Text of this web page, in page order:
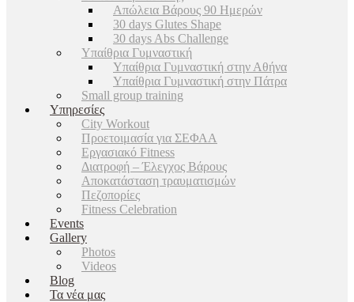
Απώλεια Βάρους 90 Ημερών
30 days Glutes Shape
30 days Abs Challenge
Υπαίθρια Γυμναστική
Υπαίθρια Γυμναστική στην Αθήνα
Υπαίθρια Γυμναστική στην Πάτρα
Small group training
Υπηρεσίες
City Workout
Προετοιμασία για ΣΕΦΑΑ
Εργασιακό Fitness
Διατροφή – Έλεγχος Βάρους
Αποκατάσταση τραυματισμών
Πεζοπορίες
Fitness Celebration
Events
Gallery
Photos
Videos
Blog
Τα νέα μας